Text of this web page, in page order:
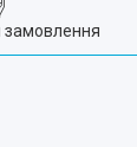
замовлення